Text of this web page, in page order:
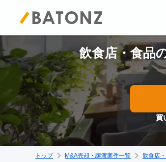
飲食店・食品
買
トップ M&A売却・譲渡案件一覧 飲食店